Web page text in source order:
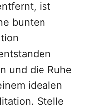
ist
bunten
und die Ruhe
idealen
Stelle